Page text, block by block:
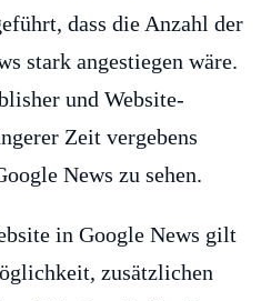
dass die Anzahl der
stark angestiegen wäre.
und Website-
Zeit vergebens
News zu sehen.
in Google News gilt
zusätzlichen